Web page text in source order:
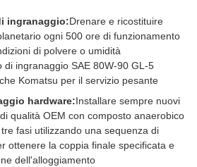
ingranaggio:Drenare e ricostituire
ogni 500 ore di funzionamento
di polvere o umidità
di ingranaggio SAE 80W-90 GL-5
Komatsu per il servizio pesante
hardware:Installare sempre nuovi
qualità OEM con composto anaerobico
fasi utilizzando una sequenza di
ottenere la coppia finale specificata e
dell'alloggiamento